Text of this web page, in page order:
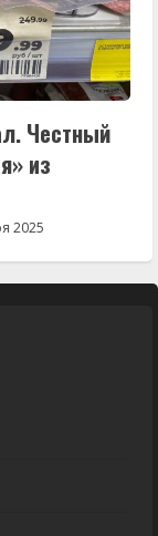
Честный
из
2025